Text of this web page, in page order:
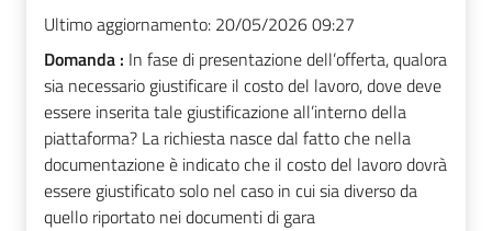
Ultimo aggiornamento: 20/05/2026 09:27
Domanda : In fase di presentazione dell’offerta, qualora
sia necessario giustificare il costo del lavoro, dove deve
essere inserita tale giustificazione all’interno della
piattaforma? La richiesta nasce dal fatto che nella
documentazione è indicato che il costo del lavoro dovrà
essere giustificato solo nel caso in cui sia diverso da
quello riportato nei documenti di gara